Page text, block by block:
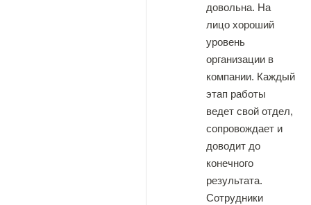
довольна. На
лицо хороший
уровень
организации в
компании. Каждый
этап работы
ведет свой отдел,
сопровождает и
доводит до
конечного
результата.
Сотрудники